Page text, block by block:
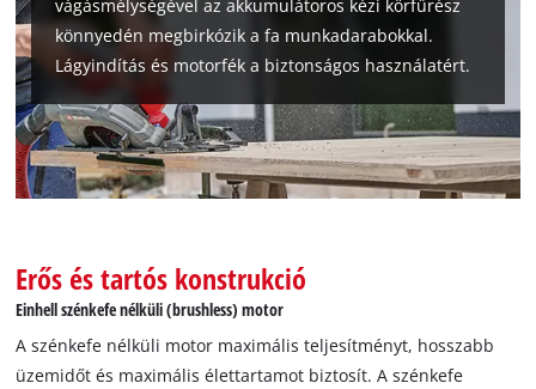
A Google Maps szolgáltatás betöltéséhez
szükségünk van az Ön jóváhagyására!
This content is not permitted to load due
to trackers that are not disclosed to the
to the list of technologies used.
Powered by
Management Platform
vágásmélységével az akkumulátoros kézi körfűrész
könnyedén megbirkózik a fa munkadarabokkal.
Lágyindítás és motorfék a biztonságos használatért.
Erős és tartós konstrukció
Einhell szénkefe nélküli (brushless) motor
A szénkefe nélküli motor maximális teljesítményt, hosszabb
üzemidőt és maximális élettartamot biztosít. A szénkefe